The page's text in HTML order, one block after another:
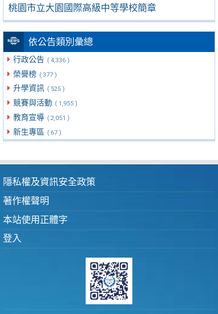
桃園市立大園國際高級中等學校簡章
依公告類別彙總
行政公告 ( 4,336 )
榮譽榜 ( 377 )
升學資訊 ( 525 )
競賽與活動 ( 1,955 )
教育宣導 ( 2,051 )
新生專區 ( 67 )
隱私權及資訊安全政策
著作權聲明
本站使用正體字
登入